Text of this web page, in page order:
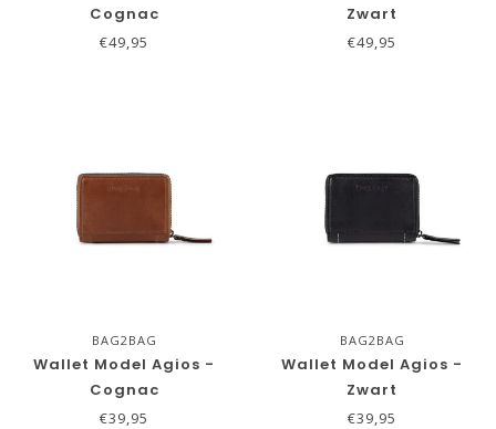
Cognac
€49,95
Zwart
€49,95
BAG2BAG
Wallet Model Agios -
Cognac
€39,95
BAG2BAG
Wallet Model Agios -
Zwart
€39,95